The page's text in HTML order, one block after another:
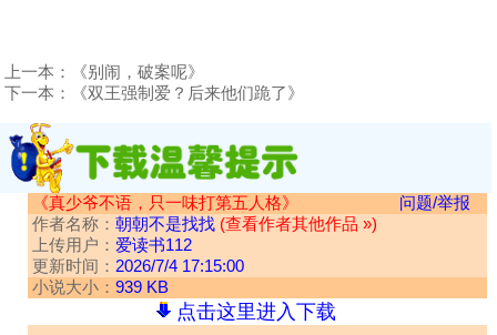
上一本：
《别闹，破案呢》
下一本：
《双王强制爱？后来他们跪了》
《真少爷不语，只一味打第五人格》
问题/举报
作者名称： 朝朝不是找找 (查看作者其他作品 »)
上传用户： 爱读书112
更新时间： 2026/7/4 17:15:00
小说大小： 939 KB
点击这里进入下载